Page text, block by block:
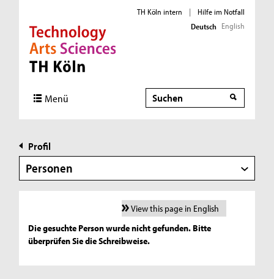
Direkt zur Hauptnavigation
Direkt zur Subnavigation
Direkt zum Inhalt
Direkt zum Fußbereich
TH Köln intern |
Hilfe im Notfall
Deutsch English
Menü Suche
Profil
Personen
View this page in English
Die gesuchte Person wurde nicht gefunden. Bitte
überprüfen Sie die Schreibweise.